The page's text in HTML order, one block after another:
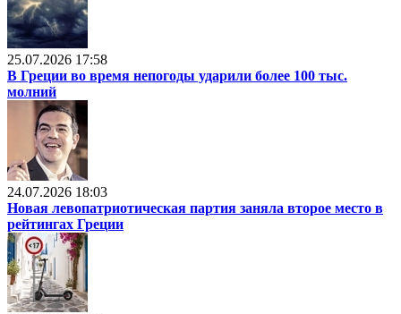
25.07.2026 17:58
В Греции во время непогоды ударили более 100 тыс.
молний
24.07.2026 18:03
Новая левопатриотическая партия заняла второе место в
рейтингах Греции